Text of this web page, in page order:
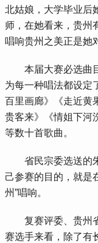
北姑娘，大学毕业后
师，在她看来，贵州
唱响贵州之美正是她
本届大赛必选曲目
为每一种唱法都设定
百里画廊》《走近黄
贵客来》《情姐下河
等数十首歌曲。
省民宗委选送的朱
己参赛的目的，就是
州”唱响。
复赛评委、贵州省
赛选手来看，除了有